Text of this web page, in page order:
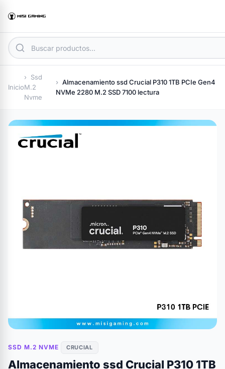
Inicio
Ssd
M.2
Nvme
Almacenamiento ssd Crucial P310 1TB PCIe Gen4
NVMe 2280 M.2 SSD 7100 lectura
SSD M.2 NVME CRUCIAL
Almacenamiento ssd Crucial P310 1TB